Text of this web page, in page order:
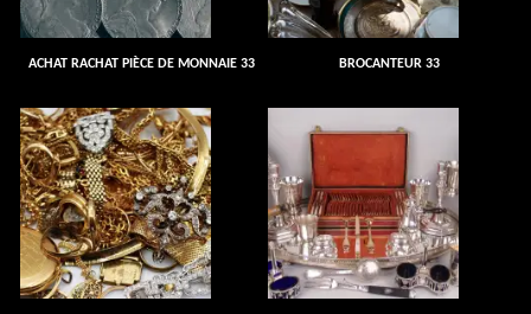
ACHAT RACHAT PIÈCE DE MONNAIE 33 BROCANTEUR 33